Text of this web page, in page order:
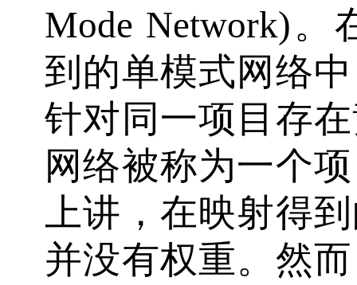
Mode Network)
到的单模式网络
针对同一项目存
网络被称为一个
上讲，在映射得
并没有权重。然